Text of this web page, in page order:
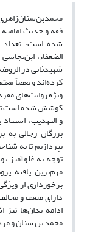
فقه و حدیث
شده است، تعداد
الضعفاء،
شهیدثانی در
کرده‌اند و بعضاً
ویژه روایت‌های
و التهذیب،
بزرگان رجالی
بپردازیم تا به
توجه به غلوآمیز
مهم‌ترین یافته
برخورداری از
دارای ضعف و
ادامه بدان‌ها
محمد ‌بن‌‌ سنان و